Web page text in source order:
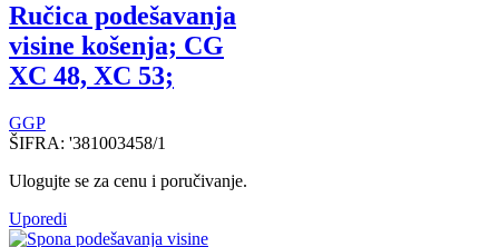
Ručica podešavanja
visine košenja; CG
XC 48, XC 53;
GGP
ŠIFRA: '381003458/1
Ulogujte se za cenu i poručivanje.
Uporedi